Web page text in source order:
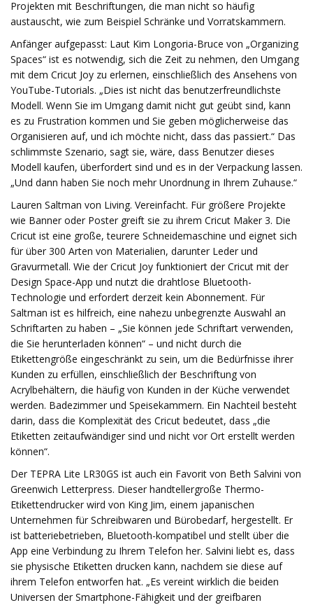
Projekten mit Beschriftungen, die man nicht so häufig
austauscht, wie zum Beispiel Schränke und Vorratskammern.
Anfänger aufgepasst: Laut Kim Longoria-Bruce von „Organizing
Spaces“ ist es notwendig, sich die Zeit zu nehmen, den Umgang
mit dem Cricut Joy zu erlernen, einschließlich des Ansehens von
YouTube-Tutorials. „Dies ist nicht das benutzerfreundlichste
Modell. Wenn Sie im Umgang damit nicht gut geübt sind, kann
es zu Frustration kommen und Sie geben möglicherweise das
Organisieren auf, und ich möchte nicht, dass das passiert.“ Das
schlimmste Szenario, sagt sie, wäre, dass Benutzer dieses
Modell kaufen, überfordert sind und es in der Verpackung lassen.
„Und dann haben Sie noch mehr Unordnung in Ihrem Zuhause.“
Lauren Saltman von Living. Vereinfacht. Für größere Projekte
wie Banner oder Poster greift sie zu ihrem Cricut Maker 3. Die
Cricut ist eine große, teurere Schneidemaschine und eignet sich
für über 300 Arten von Materialien, darunter Leder und
Gravurmetall. Wie der Cricut Joy funktioniert der Cricut mit der
Design Space-App und nutzt die drahtlose Bluetooth-
Technologie und erfordert derzeit kein Abonnement. Für
Saltman ist es hilfreich, eine nahezu unbegrenzte Auswahl an
Schriftarten zu haben – „Sie können jede Schriftart verwenden,
die Sie herunterladen können“ – und nicht durch die
Etikettengröße eingeschränkt zu sein, um die Bedürfnisse ihrer
Kunden zu erfüllen, einschließlich der Beschriftung von
Acrylbehältern, die häufig von Kunden in der Küche verwendet
werden. Badezimmer und Speisekammern. Ein Nachteil besteht
darin, dass die Komplexität des Cricut bedeutet, dass „die
Etiketten zeitaufwändiger sind und nicht vor Ort erstellt werden
können“.
Der TEPRA Lite LR30GS ist auch ein Favorit von Beth Salvini von
Greenwich Letterpress. Dieser handtellergroße Thermo-
Etikettendrucker wird von King Jim, einem japanischen
Unternehmen für Schreibwaren und Bürobedarf, hergestellt. Er
ist batteriebetrieben, Bluetooth-kompatibel und stellt über die
App eine Verbindung zu Ihrem Telefon her. Salvini liebt es, dass
sie physische Etiketten drucken kann, nachdem sie diese auf
ihrem Telefon entworfen hat. „Es vereint wirklich die beiden
Universen der Smartphone-Fähigkeit und der greifbaren